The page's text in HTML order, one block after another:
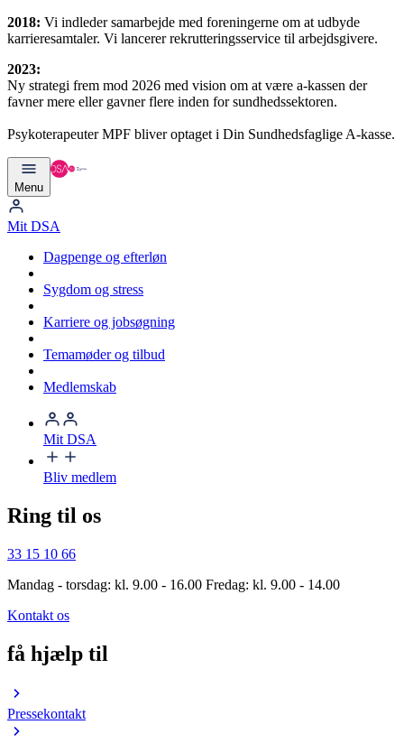
2018: Vi indleder samarbejde med foreningerne om at udbyde
karrieresamtaler. Vi lancerer rekrutteringsservice til arbejdsgivere.
2023:
Ny strategi frem mod 2026 med vision om at være a-kassen der
favner mere eller gavner flere inden for sundhedssektoren.
Psykoterapeuter MPF bliver optaget i Din Sundhedsfaglige A-kasse.
Menu
Mit DSA
Dagpenge og efterløn
Sygdom og stress
Karriere og jobsøgning
Temamøder og tilbud
Medlemskab
Mit DSA
Bliv medlem
Ring til os
33 15 10 66
Mandag - torsdag: kl. 9.00 - 16.00 Fredag: kl. 9.00 - 14.00
Kontakt os
få hjælp til
Pressekontakt